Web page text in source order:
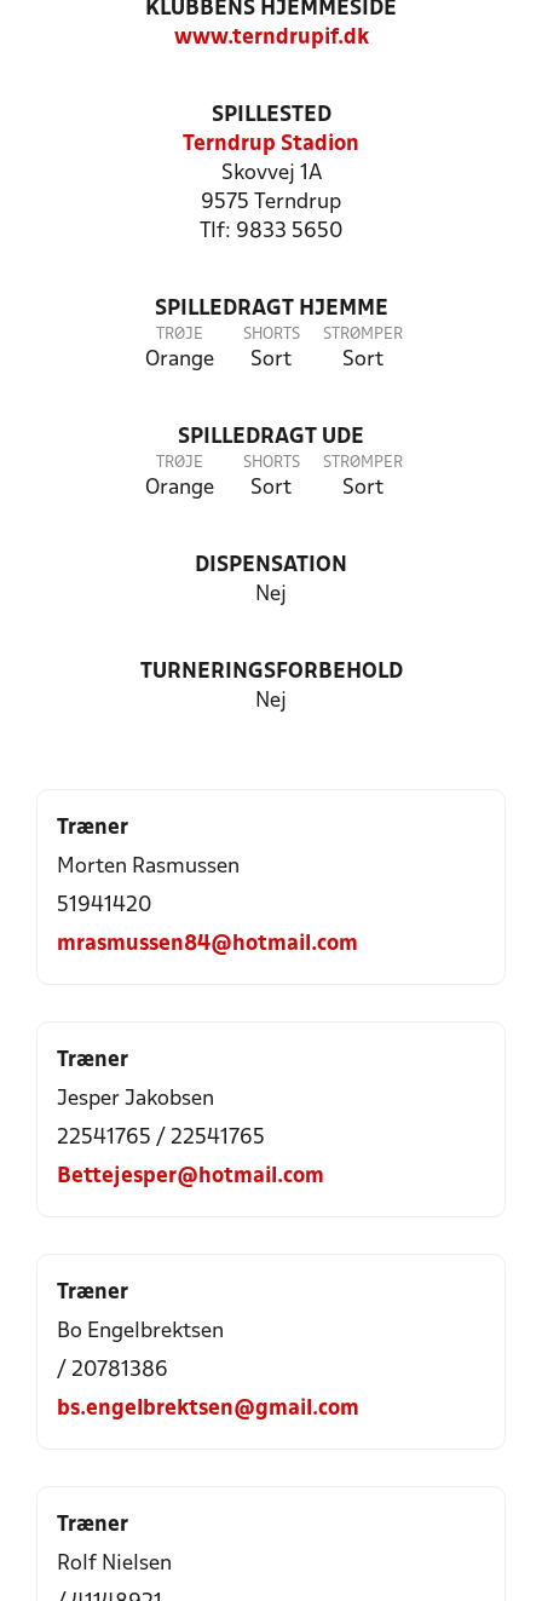
KLUBBENS HJEMMESIDE
www.terndrupif.dk
SPILLESTED
Terndrup Stadion
Skovvej 1A
9575 Terndrup
Tlf: 9833 5650
SPILLEDRAGT HJEMME
TRØJE
Orange
SHORTS
Sort
STRØMPER
Sort
SPILLEDRAGT UDE
TRØJE
Orange
SHORTS
Sort
STRØMPER
Sort
DISPENSATION
Nej
TURNERINGSFORBEHOLD
Nej
Træner
Morten Rasmussen
51941420
mrasmussen84@hotmail.com
Træner
Jesper Jakobsen
22541765 / 22541765
Bettejesper@hotmail.com
Træner
Bo Engelbrektsen
/ 20781386
bs.engelbrektsen@gmail.com
Træner
Rolf Nielsen